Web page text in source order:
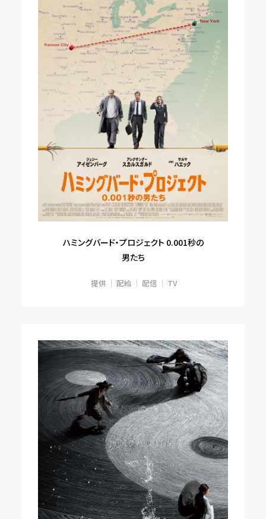
ハミングバード・プロジェクト 0.001秒の
男たち
提供 配給 配信 TV